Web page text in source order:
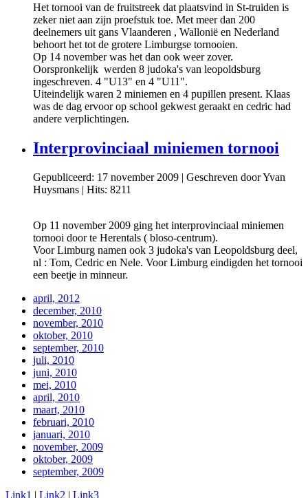
Het tornooi van de fruitstreek dat plaatsvind in St-truiden is
zeker niet aan zijn proefstuk toe. Met meer dan 200
deelnemers uit gans Vlaanderen , Wallonië en Nederland
behoort het tot de grotere Limburgse tornooien.
Op 14 november was het dan ook weer zover.
Oorspronkelijk werden 8 judoka's van leopoldsburg
ingeschreven. 4 "U13" en 4 "U11".
Uiteindelijk waren 2 miniemen en 4 pupillen present. Klaas
was de dag ervoor op school gekwest geraakt en cedric had
andere verplichtingen.
Interprovinciaal miniemen tornooi
Gepubliceerd: 17 november 2009 | Geschreven door Yvan
Huysmans | Hits: 8211
Op 11 november 2009 ging het interprovinciaal miniemen
tornooi door te Herentals ( bloso-centrum).
Voor Limburg namen ook 3 judoka's van Leopoldsburg deel,
nl : Tom, Cedric en Nele. Voor Limburg eindigden het tornooi
een beetje in minneur.
april, 2012
december, 2010
november, 2010
oktober, 2010
september, 2010
juli, 2010
juni, 2010
mei, 2010
april, 2010
maart, 2010
februari, 2010
januari, 2010
november, 2009
oktober, 2009
september, 2009
Link1 | Link2 | Link3